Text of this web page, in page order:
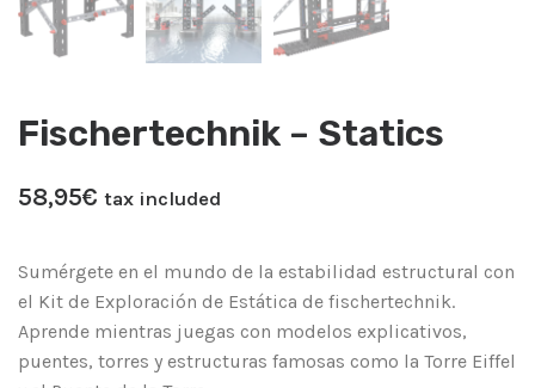
Fischertechnik – Statics
58,95​€ tax included
Sumérgete en el mundo de la estabilidad estructural con
el Kit de Exploración de Estática de fischertechnik.
Aprende mientras juegas con modelos explicativos,
puentes, torres y estructuras famosas como la Torre Eiffel